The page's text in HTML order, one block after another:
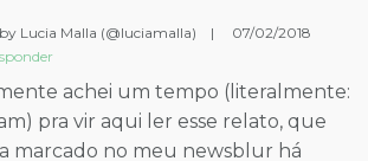
Lucia Malla (@luciamalla) |
07/02/2018
achei um tempo (literalmente:
pra vir aqui ler esse relato, que
marcado no meu newsblur há